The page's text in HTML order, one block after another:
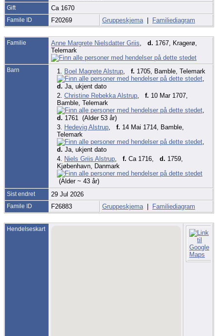
Gift Ca 1670
Famile ID F20269 Gruppeskjema Familiediagram
Familie Anne Margrete Nielsdatter Griis d. 1767, Kragerø,
Telemark
Barn 1. Boel Magrete Alstrup f. 1705, Bamble, Telemark
d. Ja, ukjent dato
2. Christine Rebekka Alstrup f. 10 Mar 1707,
Bamble, Telemark
d. 1761 (Alder 53 år)
3.
Hedevig Alstrup f. 14 Mai 1714, Bamble,
Telemark
d. Ja, ukjent dato
4.
Niels Griis Alstrup f. Ca 1716, d. 1759,
Kjøbenhavn, Danmark
(Alder ~ 43 år)
Sist endret 29 Jul 2026
Famile ID F26883 Gruppeskjema Familiediagram
Hendelseskart